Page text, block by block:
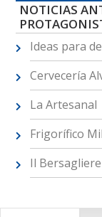
NOTICIAS
Ideas para
Cervecería
La Artesanal
Frigorífico
Il